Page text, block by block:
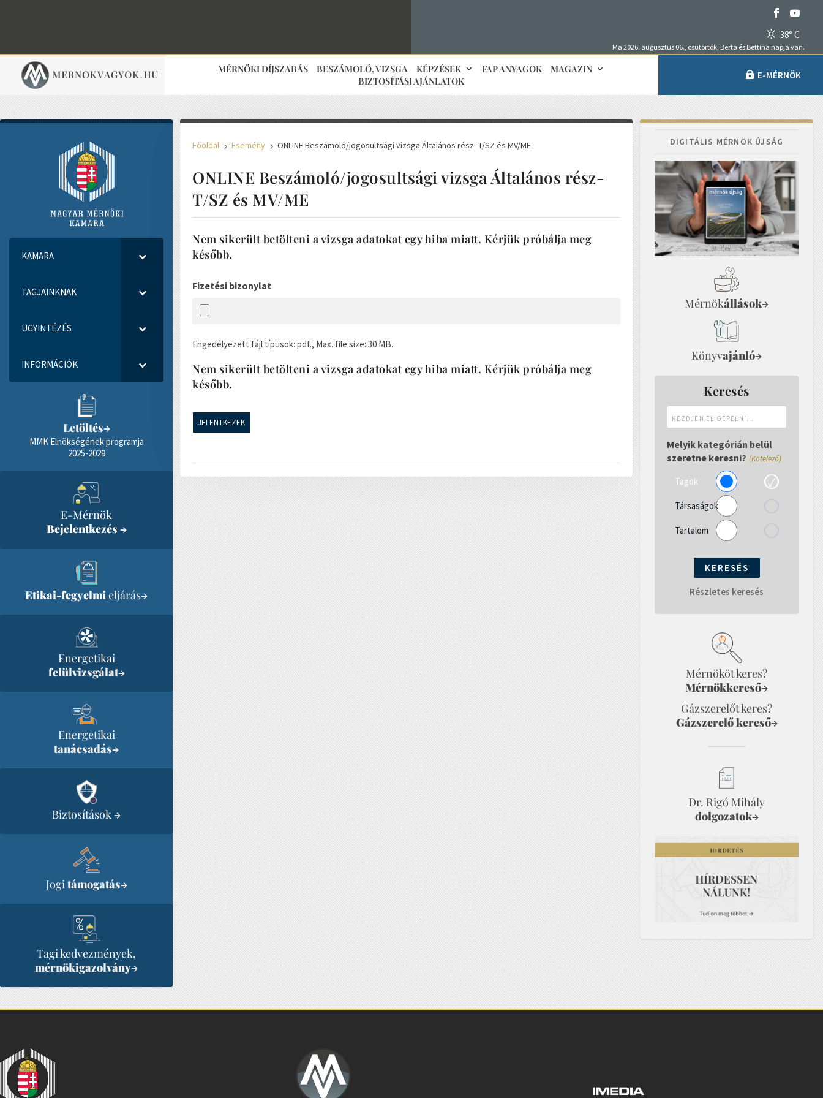
38° C
Ma 2026. augusztus 06., csütörtök, Berta és Bettina napja van.
MÉRNÖKI DÍJSZABÁS BESZÁMOLÓ, VIZSGA KÉPZÉSEK FAP ANYAGOK
MAGAZIN
BIZTOSÍTÁSI AJÁNLATOK
E-MÉRNÖK
KAMARA
TAGJAINKNAK
ÜGYINTÉZÉS
INFORMÁCIÓK
Letöltés→
MMK Elnökségének programja
2025-2029
E-Mérnök
Bejelentkezés →
Etikai-fegyelmieljárás→
Energetikai
felülvizsgálat→
Energetikai
tanácsadás→
Biztosítások→
Jogi támogatás→
Tagi kedvezmények,
mérnökigazolvány→
Főoldal 5 Esemény 5 ONLINE Beszámoló/jogosultsági vizsga Általános rész- T/SZ és MV/ME
ONLINE Beszámoló/jogosultsági vizsga Általános rész-
T/SZ és MV/ME
Nem sikerült betölteni a vizsga adatokat egy hiba miatt. Kérjük próbálja meg
később.
Fizetési bizonylat
Engedélyezett fájl típusok: pdf., Max. file size: 30 MB.
Nem sikerült betölteni a vizsga adatokat egy hiba miatt. Kérjük próbálja meg
később.
DIGITÁLIS MÉRNÖK ÚJSÁG
Mérnökállások→
Könyvajánló→
Keresés
el
gépelni...
Melyik kategórián belül
szeretne keresni? (Kötelező)
Tagok
Társaságok
Tartalom
Részletes keresés
Mérnököt keres?
Mérnökkereső→
Gázszerelőt keres?
Gázszerelő kereső→
Dr. Rigó Mihály
dolgozatok→